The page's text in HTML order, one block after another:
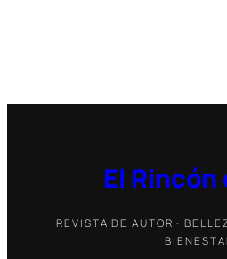
El Rincón
REVISTA DE AUTOR ·